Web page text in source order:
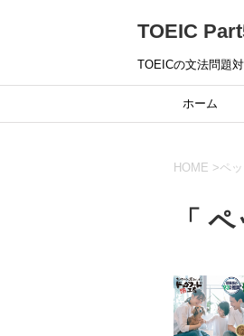
TOEIC
TOEICの文法問題
ホーム
HOME >ペッ
「